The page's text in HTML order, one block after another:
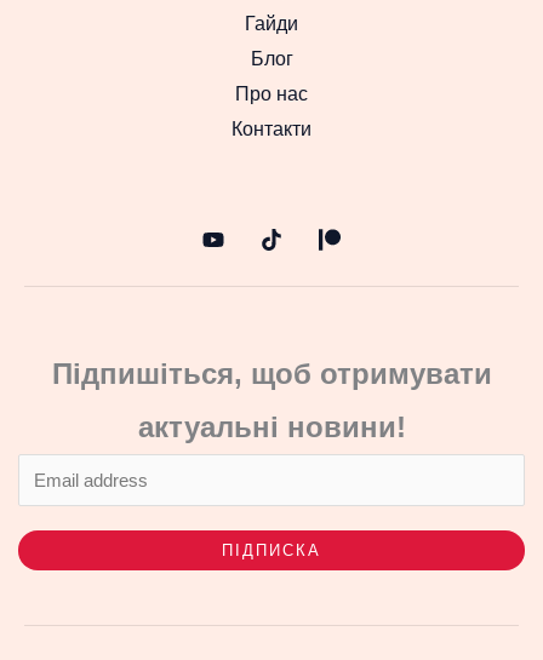
Гайди
Блог
Про нас
Контакти
Підпишіться, щоб отримувати
актуальні новини!
ПІДПИСКА